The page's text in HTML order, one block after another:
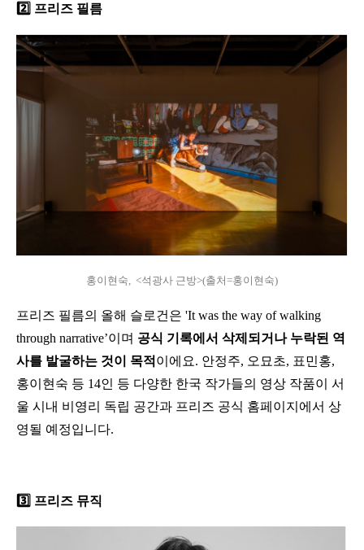
2️⃣ 프리즈 필름
홍이현숙,  <석광사 근방>(출처=홍이현숙)
프리즈 필름의 올해 슬로건은 'It was the way of walking
through narrative’이며 공식 기록에서 삭제되거나 누락된 역
사를 발굴하는 것이 목적 이에요. 안정주, 오묘초, 표민홍,
홍이현숙 등 14인 등 다양한 한국 작가들의 영상 작품이 서
울 시내 비영리 독립 공간과 프리즈 공식 홈페이지에서 상
영될 예정입니다.
3️⃣ 프리즈 뮤직